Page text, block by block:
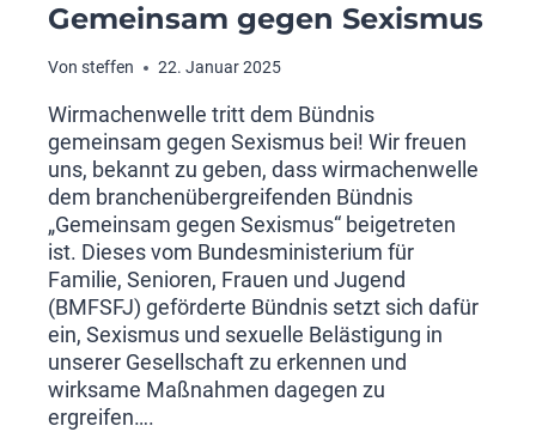
Gemeinsam gegen Sexismus
Von steffen 22. Januar 2025
Wirmachenwelle tritt dem Bündnis
gemeinsam gegen Sexismus bei! Wir freuen
uns, bekannt zu geben, dass wirmachenwelle
dem branchenübergreifenden Bündnis
„Gemeinsam gegen Sexismus“ beigetreten
ist. Dieses vom Bundesministerium für
Familie, Senioren, Frauen und Jugend
(BMFSFJ) geförderte Bündnis setzt sich dafür
ein, Sexismus und sexuelle Belästigung in
unserer Gesellschaft zu erkennen und
wirksame Maßnahmen dagegen zu
ergreifen….